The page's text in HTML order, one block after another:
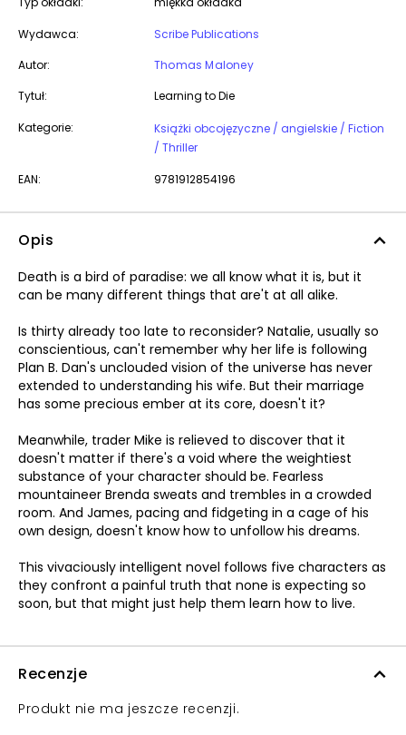
Wydawca:
Scribe Publications
Autor:
Thomas Maloney
Tytuł:
Learning to Die
Kategorie:
Książki obcojęzyczne / angielskie / Fiction
/ Thriller
EAN: 9781912854196
Opis
Death is a bird of paradise: we all know what it is, but it
can be many different things that are't at all alike.
Is thirty already too late to reconsider? Natalie, usually so
conscientious, can't remember why her life is following
Plan B. Dan's unclouded vision of the universe has never
extended to understanding his wife. But their marriage
has some precious ember at its core, doesn't it?
Meanwhile, trader Mike is relieved to discover that it
doesn't matter if there's a void where the weightiest
substance of your character should be. Fearless
mountaineer Brenda sweats and trembles in a crowded
room. And James, pacing and fidgeting in a cage of his
own design, doesn't know how to unfollow his dreams.
This vivaciously intelligent novel follows five characters as
they confront a painful truth that none is expecting so
soon, but that might just help them learn how to live.
Recenzje
Produkt nie ma jeszcze recenzji.